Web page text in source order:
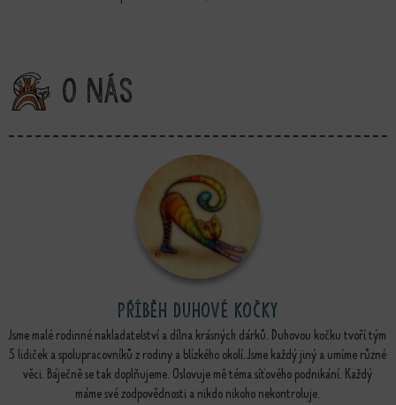
O nás
Příběh duhové kočky
Jsme malé rodinné nakladatelství a dílna krásných dárků. Duhovou kočku tvoří tým
5 lidiček a spolupracovníků z rodiny a blízkého okolí. Jsme každý jiný a umíme různé
věci. Báječně se tak doplňujeme. Oslovuje mě téma síťového podnikání. Každý
máme své zodpovědnosti a nikdo nikoho nekontroluje.